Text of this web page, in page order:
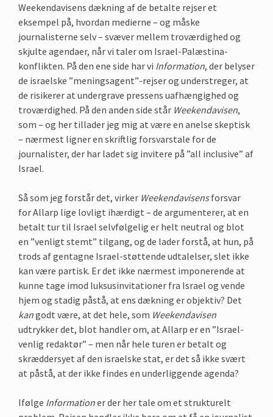
Weekendavisens dækning af de betalte rejser et
eksempel på, hvordan medierne – og måske
journalisterne selv – svæver mellem troværdighed og
skjulte agendaer, når vi taler om Israel-Palæstina-
konflikten. På den ene side har vi Information, der belyser
de israelske ”meningsagent”-rejser og understreger, at
de risikerer at undergrave pressens uafhængighed og
troværdighed. På den anden side står Weekendavisen,
som – og her tillader jeg mig at være en anelse skeptisk
– nærmest ligner en skriftlig forsvarstale for de
journalister, der har ladet sig invitere på ”all inclusive” af
Israel.
Så som jeg forstår det, virker Weekendavisensforsvar
for Allarp lige lovligt ihærdigt – de argumenterer, at en
betalt tur til Israel selvfølgelig er helt neutral og blot
en ”venligt stemt” tilgang, og de lader forstå, at hun, på
trods af gentagne Israel-støttende udtalelser, slet ikke
kan være partisk. Er det ikke nærmest imponerende at
kunne tage imod luksusinvitationer fra Israel og vende
hjem og stadig påstå, at ens dækning er objektiv? Det
kangodt være, at det hele, som Weekendavisen
udtrykker det, blot handler om, at Allarp er en ”Israel-
venlig redaktør” – men når hele turen er betalt og
skræddersyet af den israelske stat, er det så ikke svært
at påstå, at der ikke findes en underliggende agenda?
Ifølge Informationer der her tale om et strukturelt